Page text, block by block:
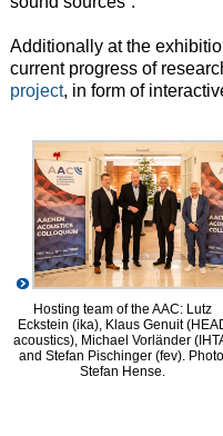
Additionally at the
current progress of
project, in form of
Hosting team of the AAC: Lutz
Eckstein (ika), Klaus Genuit
acoustics), Michael Vorländer
and Stefan Pischinger (fev).
Stefan Hense.